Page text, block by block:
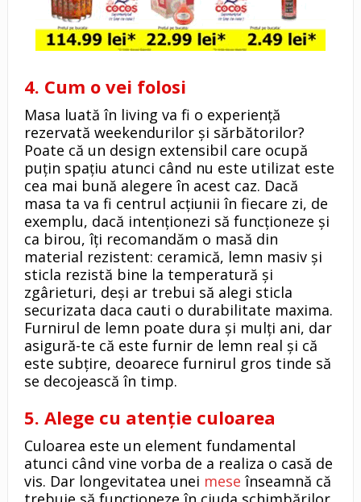
4. Cum o vei folosi
Masa luată în living va fi o experiență
rezervată weekendurilor și sărbătorilor?
Poate că un design extensibil care ocupă
puțin spațiu atunci când nu este utilizat este
cea mai bună alegere în acest caz. Dacă
masa ta va fi centrul acțiunii în fiecare zi, de
exemplu, dacă intenționezi să funcționeze și
ca birou, îți recomandăm o masă din
material rezistent: ceramică, lemn masiv și
sticla rezistă bine la temperatură și
zgârieturi, deși ar trebui să alegi sticla
securizata daca cauti o durabilitate maxima.
Furnirul de lemn poate dura și mulți ani, dar
asigură-te că este furnir de lemn real și că
este subțire, deoarece furnirul gros tinde să
se decojească în timp.
5. Alege cu atenție culoarea
Culoarea este un element fundamental
atunci când vine vorba de a realiza o casă de
vis. Dar longevitatea unei mese înseamnă că